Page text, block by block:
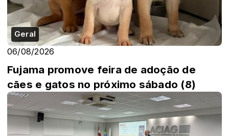
Geral
06/08/2026
Fujama promove feira de adoção de
cães e gatos no próximo sábado (8)